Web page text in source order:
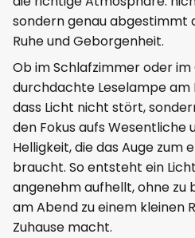
sondern genau abgestimmt
Ruhe und Geborgenheit.
Ob im Schlafzimmer oder
durchdachte Leselampe
dass Licht nicht stört,
den Fokus aufs Wesentliche
Helligkeit, die das Auge zum
braucht. So entsteht ein
angenehm aufhellt, ohne zu
am Abend zu einem kleinen
Zuhause macht.